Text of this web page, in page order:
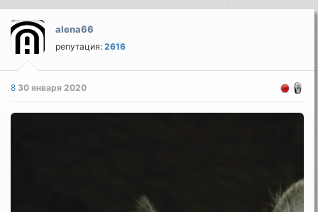
alena66
репутация:2616
8 30 января 2020